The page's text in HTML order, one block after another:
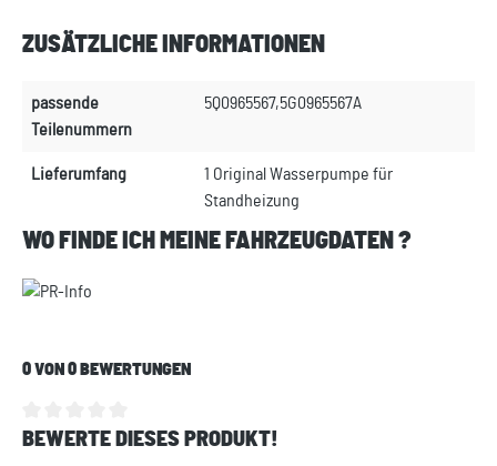
ZUSÄTZLICHE INFORMATIONEN
passende
Teilenummern
5Q0965567,5G0965567A
Lieferumfang
1 Original Wasserpumpe für
Standheizung
WO FINDE ICH MEINE FAHRZEUGDATEN ?
0 VON 0 BEWERTUNGEN
Durchschnittliche Bewertung von 0 von 5 Sternen
BEWERTE DIESES PRODUKT!